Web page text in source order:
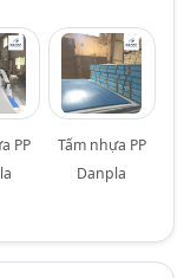
PP
Tấm nhựa PP
Danpla